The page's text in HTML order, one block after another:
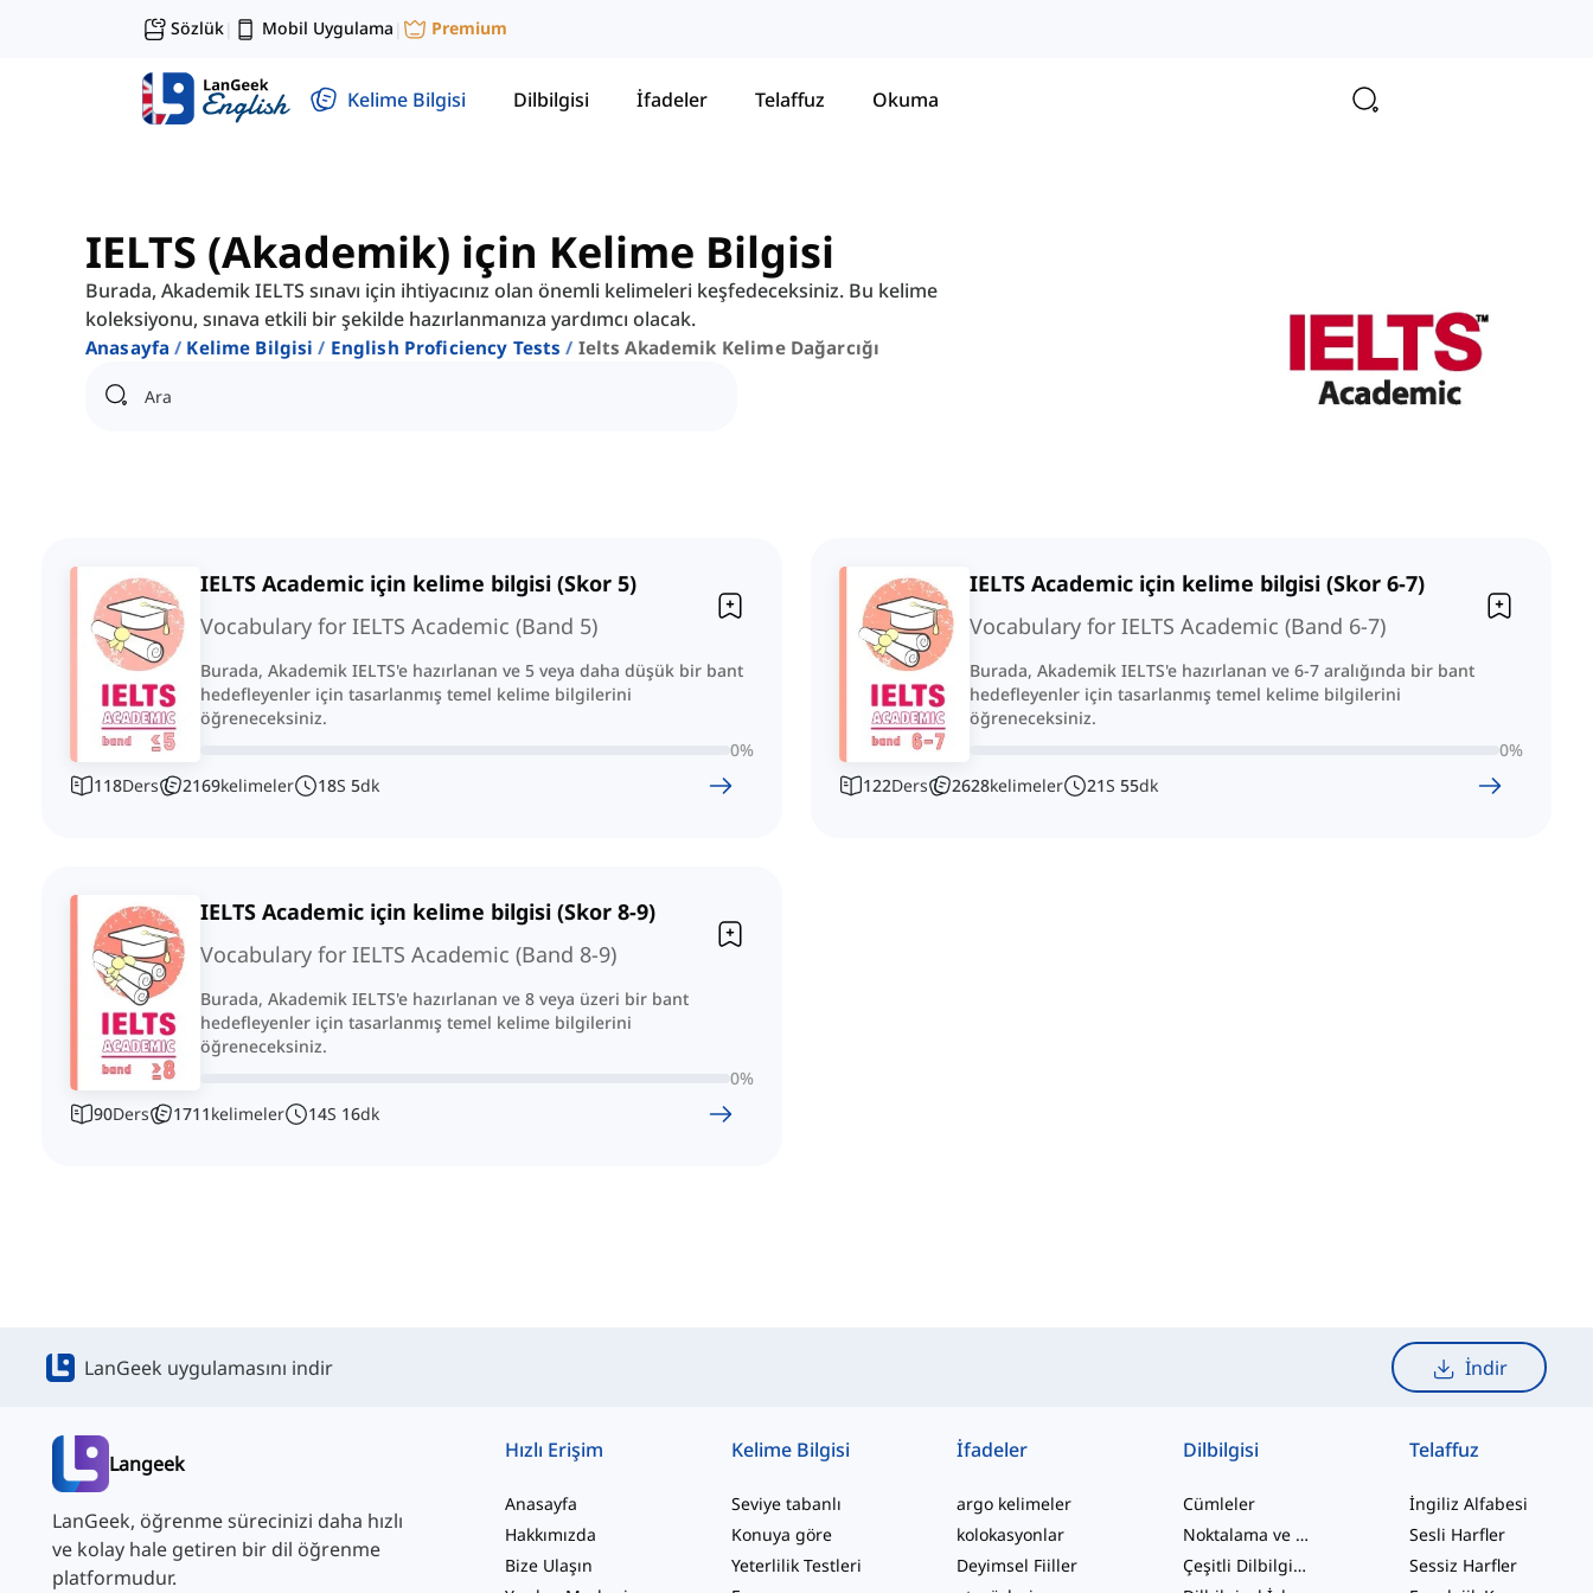
Sözlük| Mobil Uygulama | Premium
Kelime Bilgisi Dilbilgisi İfadeler Telaffuz Okuma
IELTS (Akademik) için Kelime Bilgisi
Burada, Akademik IELTS sınavı için ihtiyacınız olan önemli kelimeleri keşfedeceksiniz. Bu kelime
koleksiyonu, sınava etkili bir şekilde hazırlanmanıza yardımcı olacak.
Anasayfa Kelime Bilgisi English Proficiency Tests Ielts Akademik Kelime Dağarcığı
IELTS Academic için kelime bilgisi (Skor 5)
Vocabulary for IELTS Academic (Band 5)
Burada, Akademik IELTS'e hazırlanan ve 5 veya daha düşük bir bant
hedefleyenler için tasarlanmış temel kelime bilgilerini
öğreneceksiniz.
0%
118Ders 2169kelimeler 18S 5dk
IELTS Academic için kelime bilgisi (Skor 6-7)
Vocabulary for IELTS Academic (Band 6-7)
Burada, Akademik IELTS'e hazırlanan ve 6-7 aralığında bir bant
hedefleyenler için tasarlanmış temel kelime bilgilerini
öğreneceksiniz.
0%
122Ders 2628kelimeler 21S 55dk
IELTS Academic için kelime bilgisi (Skor 8-9)
Vocabulary for IELTS Academic (Band 8-9)
Burada, Akademik IELTS'e hazırlanan ve 8 veya üzeri bir bant
hedefleyenler için tasarlanmış temel kelime bilgilerini
öğreneceksiniz.
0%
90Ders 1711kelimeler 14S 16dk
LanGeek uygulamasını indir İndir
Langeek
LanGeek, öğrenme sürecinizi daha hızlı
ve kolay hale getiren bir dil öğrenme
platformudur.
Hızlı Erişim
Anasayfa
Hakkımızda
Bize Ulaşın
Kelime Bilgisi
Seviye tabanlı
Konuya göre
Yeterlilik Testleri
İfadeler
argo kelimeler
kolokasyonlar
Deyimsel Fiiller
Dilbilgisi
Cümleler
Noktalama ve Yazım
Çeşitli Dilbilgisi Konuları
Telaffuz
İngiliz Alfabesi
Sesli Harfler
Sessiz Harfler